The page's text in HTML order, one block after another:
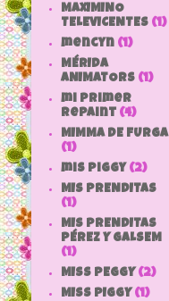
MAXIMINO
TELEVICENTES (1)
mencyn (1)
MÉRIDA
ANIMATORS (1)
mi primer
repaint (4)
MIMMA DE FURGA
(1)
mis piggy (2)
MIS PRENDITAS
(1)
MIS PRENDITAS
PÉREZ Y GALSEM
(1)
MISS PEGGY (2)
MISS PIGGY (1)